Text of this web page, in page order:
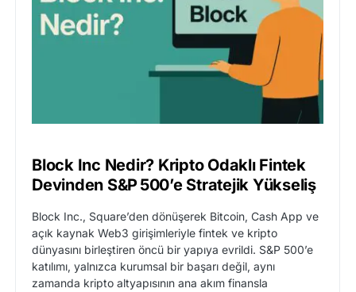
Block Inc Nedir? Kripto Odaklı Fintek
Devinden S&P 500’e Stratejik Yükseliş
Block Inc., Square’den dönüşerek Bitcoin, Cash App ve
açık kaynak Web3 girişimleriyle fintek ve kripto
dünyasını birleştiren öncü bir yapıya evrildi. S&P 500’e
katılımı, yalnızca kurumsal bir başarı değil, aynı
zamanda kripto altyapısının ana akım finansla